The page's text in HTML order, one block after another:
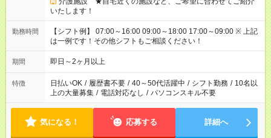
いたします！
勤務時間
【シフト例】 07:00～16:00 09:00～18:00 17:00～09:00 ※ 上記
は一例です！その他シフトもご相談ください！
期間 即日～2ヶ月以上
特徴 日払いOK / 履歴書不要 / 40～50代活躍中 / シフト勤務 / 10名以
上の大量募集 / 電話対応なし / パソコンスキル不要
気になる！ 応募する 詳細へ